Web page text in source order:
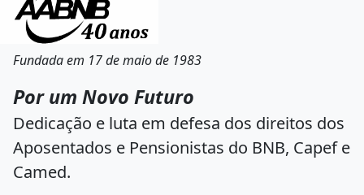
Fundada em 17 de maio de 1983
Por um Novo Futuro
Dedicação e luta em defesa dos direitos dos
Aposentados e Pensionistas do BNB, Capef e
Camed.